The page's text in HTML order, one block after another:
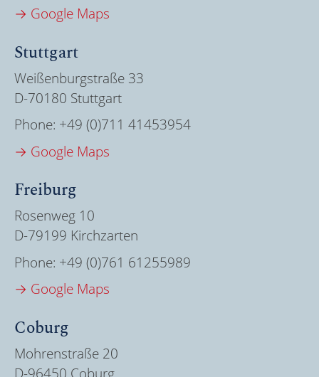
→ Google Maps
Stuttgart
Weißenburgstraße 33
D-70180 Stuttgart
Phone: +49 (0)711 41453954
→ Google Maps
Freiburg
Rosenweg 10
D-79199 Kirchzarten
Phone: +49 (0)761 61255989
→ Google Maps
Coburg
Mohrenstraße 20
D-96450 Coburg